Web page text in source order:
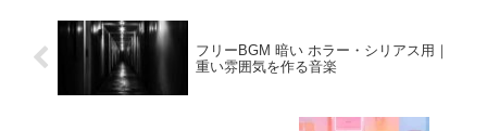
フリーBGM 暗い ホラー・シリアス用｜
重い雰囲気を作る音楽